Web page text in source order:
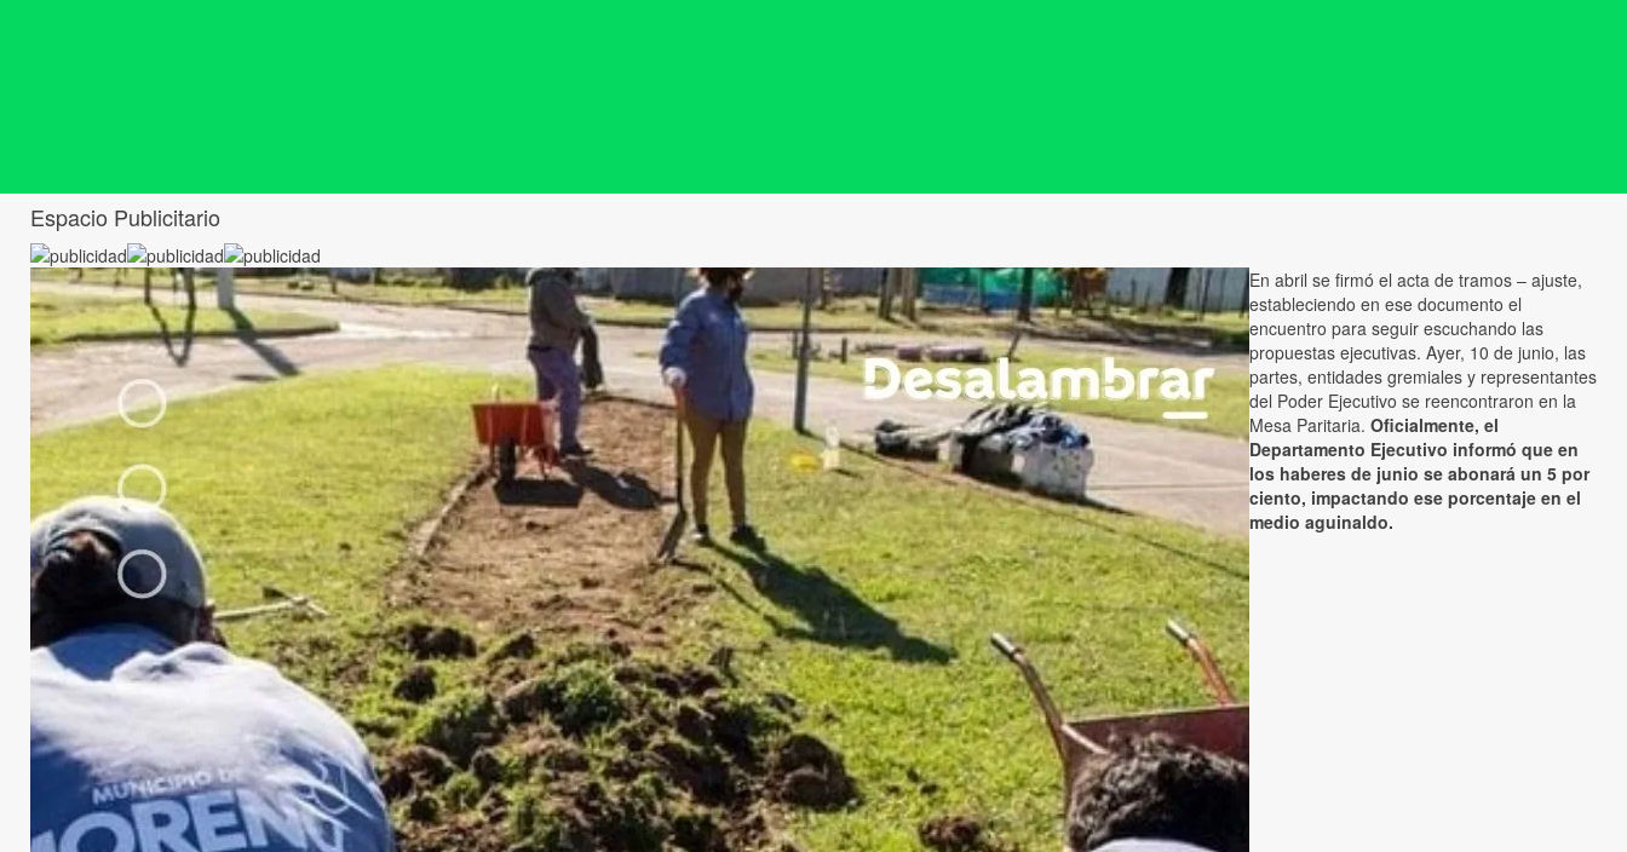
Espacio Publicitario
En abril se firmó el acta de tramos – ajuste,
estableciendo en ese documento el
encuentro para seguir escuchando las
propuestas ejecutivas. Ayer, 10 de junio, las
partes, entidades gremiales y representantes
del Poder Ejecutivo se reencontraron en la
Mesa Paritaria. Oficialmente, el
Departamento Ejecutivo informó que en
los haberes de junio se abonará un 5 por
ciento, impactando ese porcentaje en el
medio aguinaldo.